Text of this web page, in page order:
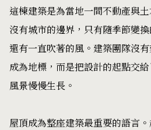
這棟建築是為當地一間不動產與
沒有城市的邊界，只有隨季節變
還有一直吹著的風。建築團隊沒
成為地標，而是把設計的起點交
風景慢慢生長。
屋頂成為整座建築最重要的語言